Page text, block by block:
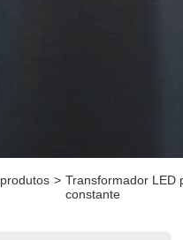
produtos > Transformador LED
constante